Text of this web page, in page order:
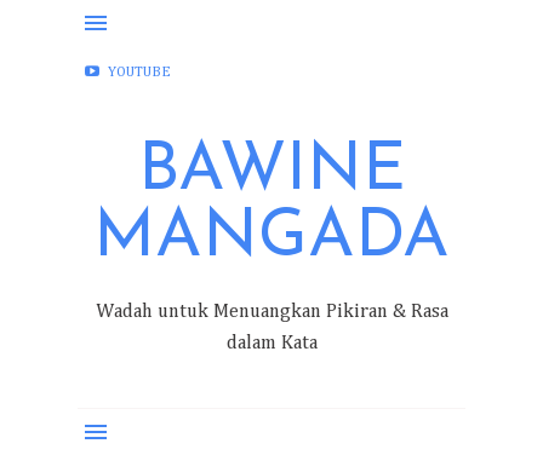
FACEBOOK
YOUTUBE
BAWINE
MANGADA
Wadah untuk Menuangkan Pikiran & Rasa
dalam Kata